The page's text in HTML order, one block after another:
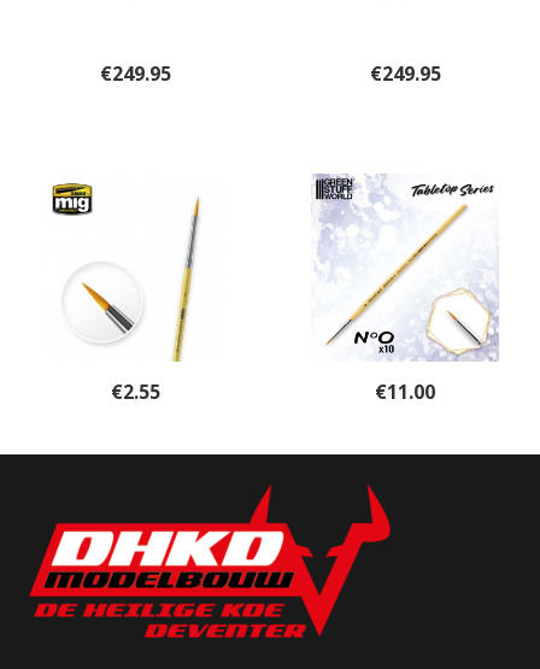
€249.95 €249.95
€2.55 €11.00